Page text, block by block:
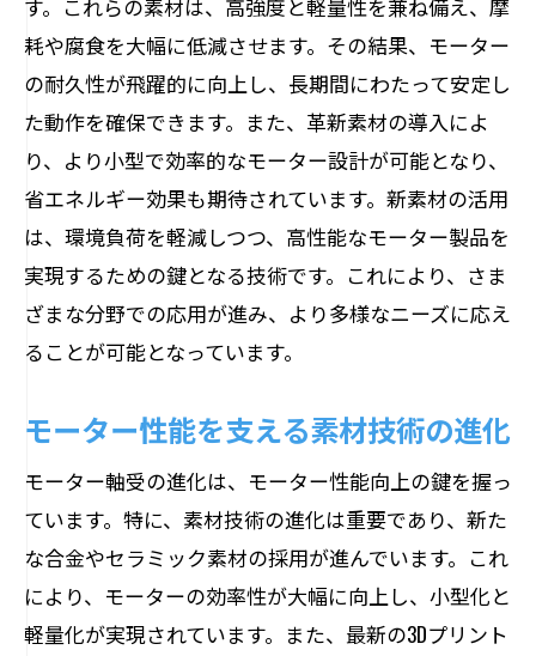
す。これらの素材は、高強度と軽量性を兼ね備え、摩
耗や腐食を大幅に低減させます。その結果、モーター
の耐久性が飛躍的に向上し、長期間にわたって安定し
た動作を確保できます。また、革新素材の導入によ
り、より小型で効率的なモーター設計が可能となり、
省エネルギー効果も期待されています。新素材の活用
は、環境負荷を軽減しつつ、高性能なモーター製品を
実現するための鍵となる技術です。これにより、さま
ざまな分野での応用が進み、より多様なニーズに応え
ることが可能となっています。
モーター性能を支える素材技術の進化
モーター軸受の進化は、モーター性能向上の鍵を握っ
ています。特に、素材技術の進化は重要であり、新た
な合金やセラミック素材の採用が進んでいます。これ
により、モーターの効率性が大幅に向上し、小型化と
軽量化が実現されています。また、最新の3Dプリント